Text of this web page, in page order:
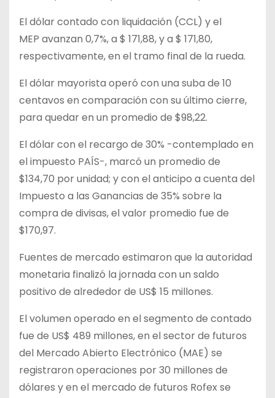
El dólar contado con liquidación (CCL) y el
MEP avanzan 0,7%, a $ 171,88, y a $ 171,80,
respectivamente, en el tramo final de la rueda.
El dólar mayorista operó con una suba de 10
centavos en comparación con su último cierre,
para quedar en un promedio de $98,22.
El dólar con el recargo de 30% -contemplado en
el impuesto PAÍS-, marcó un promedio de
$134,70 por unidad; y con el anticipo a cuenta del
Impuesto a las Ganancias de 35% sobre la
compra de divisas, el valor promedio fue de
$170,97.
Fuentes de mercado estimaron que la autoridad
monetaria finalizó la jornada con un saldo
positivo de alrededor de US$ 15 millones.
El volumen operado en el segmento de contado
fue de US$ 489 millones, en el sector de futuros
del Mercado Abierto Electrónico (MAE) se
registraron operaciones por 30 millones de
dólares y en el mercado de futuros Rofex se